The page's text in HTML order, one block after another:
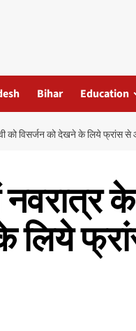
Bihar Education
को विसर्जन को देखने के लिये फ्रांस
लिये